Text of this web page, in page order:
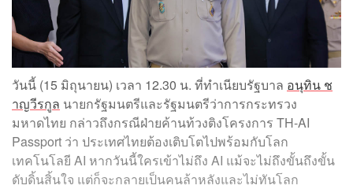
วันนี้ (15 มิถุนายน) เวลา 12.30 น. ที่ทำเนียบรัฐบาล อนุทิน ช
าญวีรกูล นายกรัฐมนตรีและรัฐมนตรีว่าการกระทรวง
มหาดไทย กล่าวถึงกรณีฝ่ายค้านท้วงติงโครงการ TH-AI
Passport ว่า ประเทศไทยต้องเติบโตไปพร้อมกับโลก
เทคโนโลยี AI หากวันนี้ใครเข้าไม่ถึง AI แม้จะไม่ถึงขั้นถึงขั้น
ดับดิ้นสิ้นใจ แต่ก็จะกลายเป็นคนล้าหลังและไม่ทันโลก